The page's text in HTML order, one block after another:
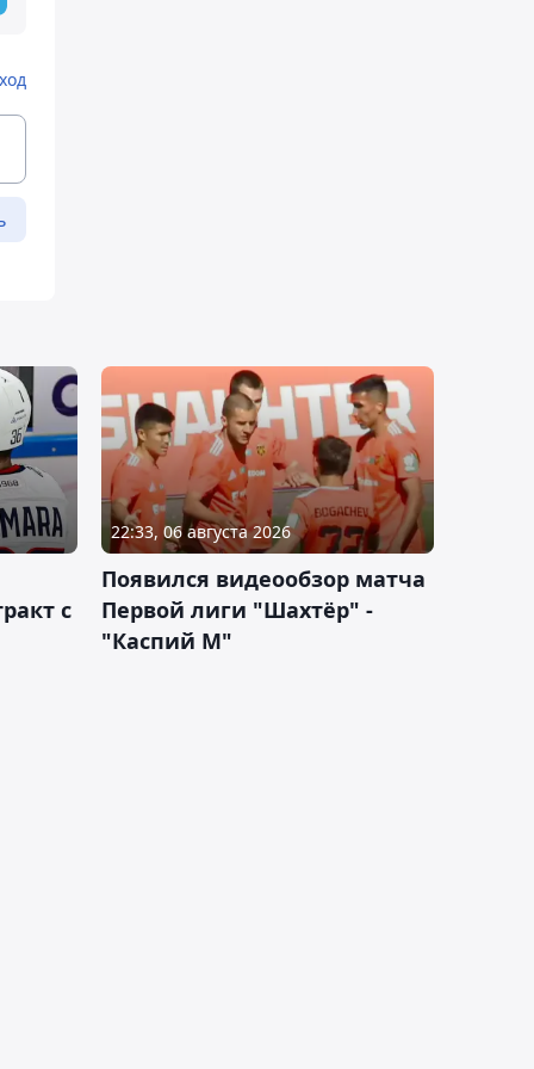
с
22:33, 06 августа 2026
Появился видеообзор матча
Первой лиги "Шахтёр" -
"Каспий М"